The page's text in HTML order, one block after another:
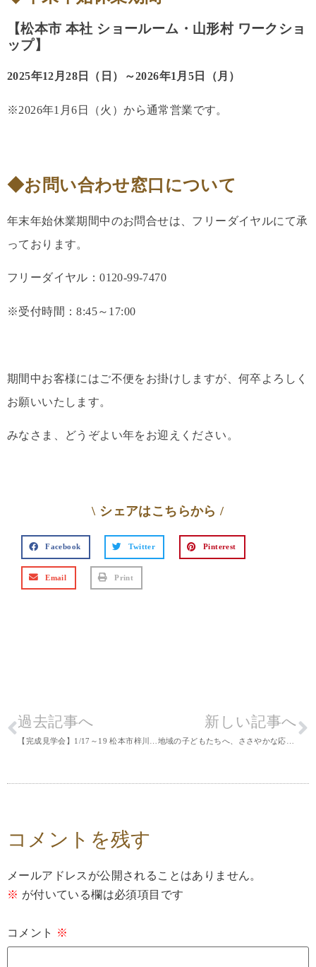
【松本市 本社 ショールーム・山形村 ワークショ
ップ】
2025年12月28日（日）～2026年1月5日（月）
※2026年1月6日（火）から通常営業です。
◆お問い合わせ窓口について
年末年始休業期間中のお問合せは、フリーダイヤルにて承
っております。
フリーダイヤル：0120-99-7470
※受付時間：8:45～17:00
期間中お客様にはご不便をお掛けしますが、何卒よろしく
お願いいたします。
みなさま、どうぞよい年をお迎えください。
\ シェアはこちらから /
Facebook Twitter Pinterest
Email Print
過去記事へ 新しい記事へ
コメントを残す
メールアドレスが公開されることはありません。
※ が付いている欄は必須項目です
コメント ※